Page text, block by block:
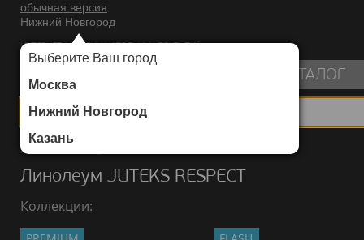
обычная версия
Нижний Новгород
Выберите Ваш город
Москва
Нижний Новгород
Казань
ИНТЕРНЕТ-МАГАЗИН НАПОЛЬНЫХ ПОКРЫТИЙ
КАТАЛОГ
Каталог
Линолеум JUTEKS RESPECT
Коллекции: